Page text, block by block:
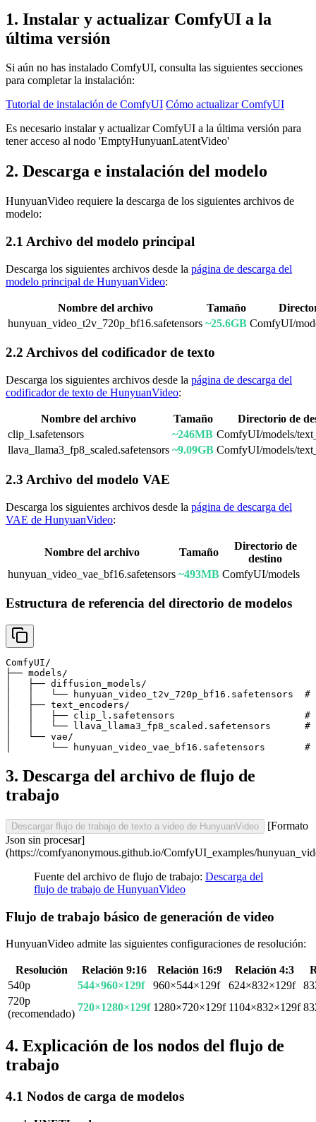
1. Instalar y actualizar ComfyUI a la
última versión
Si aún no has instalado ComfyUI, consulta las siguientes secciones
para completar la instalación:
Tutorial de instalación de ComfyUI Cómo actualizar ComfyUI
Es necesario instalar y actualizar ComfyUI a la última versión para
tener acceso al nodo 'EmptyHunyuanLatentVideo'
2. Descarga e instalación del modelo
HunyuanVideo requiere la descarga de los siguientes archivos de
modelo:
2.1 Archivo del modelo principal
Descarga los siguientes archivos desde la página de descarga del
modelo principal de HunyuanVideo:
Nombre del archivo Tamaño
hunyuan_video_t2v_720p_bf16.safetensors ~25.6GB ComfyUI/
2.2 Archivos del codificador de texto
Descarga los siguientes archivos desde la página de descarga del
codificador de texto de HunyuanVideo:
Nombre del archivo Tamaño
Directorio de
clip_l.safetensors
~246MB ComfyUI/models/
llava_llama3_fp8_scaled.safetensors ~9.09GB ComfyUI/models/
2.3 Archivo del modelo VAE
Descarga los siguientes archivos desde la página de descarga del
VAE de HunyuanVideo:
Nombre del archivo Tamaño
Directorio de
destino
hunyuan_video_vae_bf16.safetensors ~493MB ComfyUI/models
Estructura de referencia del directorio de modelos
ComfyUI/
├── models/
│   ├── diffusion_models/
│   │   └── hunyuan_video_t2v_720p_bf16.safetensors
│   ├── text_encoders/
│   │   ├── clip_l.safetensors                       #
│   │   └── llava_llama3_fp8_scaled.safetensors      #
│   └── vae/
│       └── hunyuan_video_vae_bf16.safetensors       #
3. Descarga del archivo de flujo de
trabajo
Descargar flujo de trabajo de texto a video de HunyuanVideo
[Formato
Json sin procesar]
(https://comfyanonymous.github.io/ComfyUI_examples/
Fuente del archivo de flujo de trabajo: Descarga del
flujo de trabajo de HunyuanVideo
Flujo de trabajo básico de generación de video
HunyuanVideo admite las siguientes configuraciones de resolución:
Resolución Relación 9:16 Relación 16:9 Relación 4:3
540p
544×960×129f 960×544×129f 624×832×129f
720p
(recomendado)
720×1280×129f 1280×720×129f 1104×832×129f
4. Explicación de los nodos del flujo de
trabajo
4.1 Nodos de carga de modelos